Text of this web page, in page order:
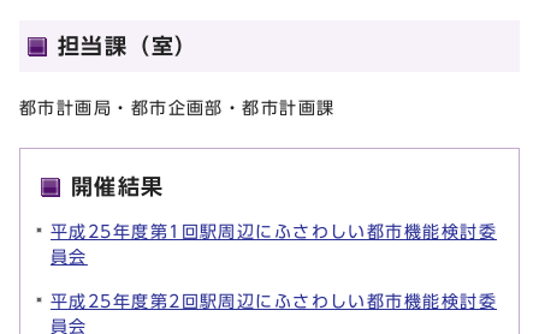
担当課（室）
都市計画局・都市企画部・都市計画課
開催結果
平成25年度第1回駅周辺にふさわしい都市機能検討委
員会
平成25年度第2回駅周辺にふさわしい都市機能検討委
員会